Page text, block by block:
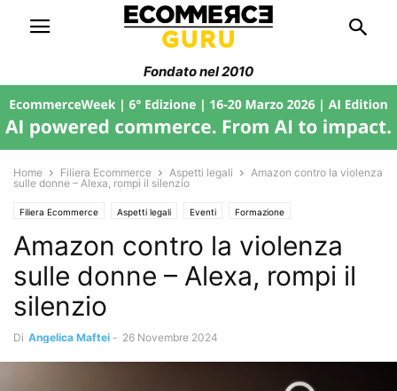
Fondato nel 2010
Home Filiera Ecommerce Aspetti legali
Amazon contro la violenza
sulle donne – Alexa, rompi il silenzio
Filiera Ecommerce Aspetti legali Eventi Formazione
Senza categoria
Amazon contro la violenza
sulle donne – Alexa, rompi il
silenzio
Di Angelica Maftei - 26 Novembre 2024